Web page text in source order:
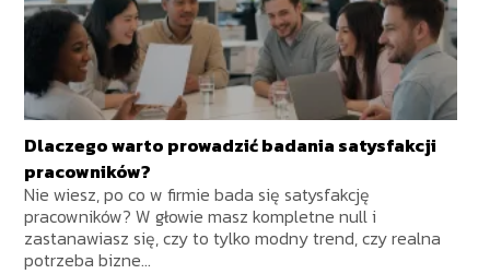
Dlaczego warto prowadzić badania satysfakcji
pracowników?
Nie wiesz, po co w firmie bada się satysfakcję
pracowników? W głowie masz kompletne null i
zastanawiasz się, czy to tylko modny trend, czy realna
potrzeba bizne...